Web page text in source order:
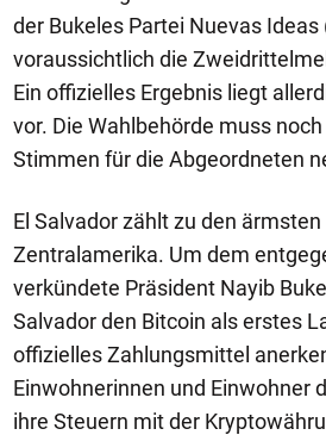
der Bukeles Partei Nuevas Ideas
voraussichtlich die
Ein offizielles Ergebnis liegt
vor. Die Wahlbehörde muss
Stimmen für die Abgeordneten
El Salvador zählt zu den
Zentralamerika. Um dem
verkündete Präsident Nayib
Salvador den Bitcoin als erstes
offizielles Zahlungsmittel
Einwohnerinnen und Einwohner
ihre Steuern mit der